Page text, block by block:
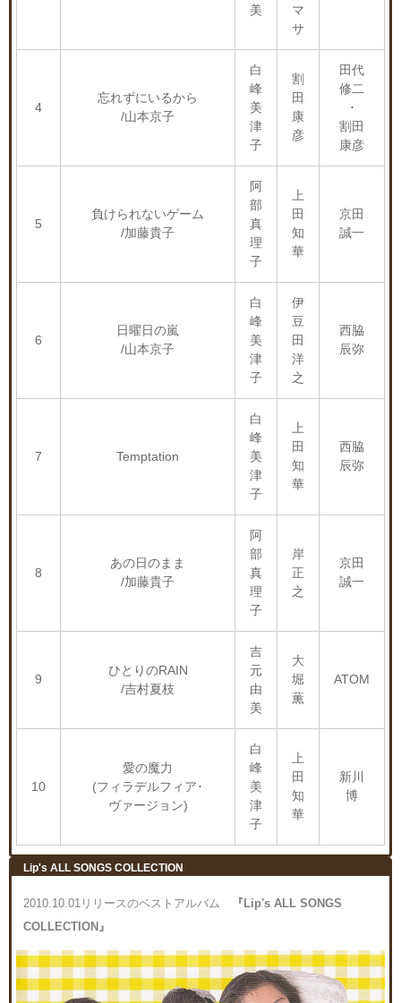
美
マ
サ
4
忘れずにいるから
/山本京子
白
峰
美
津
子
割
田
康
彦
田代
修二
･
割田
康彦
5
負けられないゲーム
/加藤貴子
阿
部
真
理
子
上
田
知
華
京田
誠一
6
日曜日の嵐
/山本京子
白
峰
美
津
子
伊
豆
田
洋
之
西脇
辰弥
7 Temptation
白
峰
美
津
子
上
田
知
華
西脇
辰弥
8
あの日のまま
/加藤貴子
阿
部
真
理
子
岸
正
之
京田
誠一
9
ひとりのRAIN
/吉村夏枝
吉
元
由
美
大
堀
薫
ATOM
10
愛の魔力
(フィラデルフィア･
ヴァージョン)
白
峰
美
津
子
上
田
知
華
新川
博
Lip's ALL SONGS COLLECTION
2010.10.01リリースのベストアルバム
『Lip's ALL SONGS
COLLECTION』